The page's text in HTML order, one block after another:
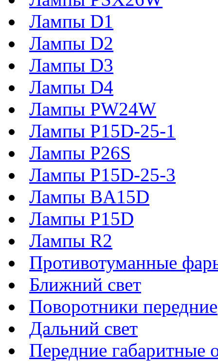
Лампы D1
Лампы D2
Лампы D3
Лампы D4
Лампы PW24W
Лампы P15D-25-1
Лампы P26S
Лампы P15D-25-3
Лампы BA15D
Лампы P15D
Лампы R2
Противотуманные
Ближний свет
Поворотники передние
Дальний свет
Передние габаритные